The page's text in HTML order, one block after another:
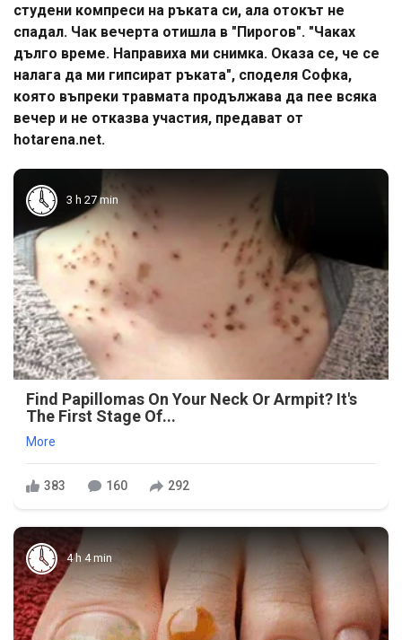
студени компреси на ръката си, ала отокът не
спадал. Чак вечерта отишла в "Пирогов". "Чаках
дълго време. Направиха ми снимка. Оказа се, че се
налага да ми гипсират ръката", споделя Софка,
която въпреки травмата продължава да пее всяка
вечер и не отказва участия, предават от
hotarena.net.
3 h 27 min
Find Papillomas On Your Neck Or Armpit? It's
The First Stage Of...
More
383 160 292
4 h 4 min